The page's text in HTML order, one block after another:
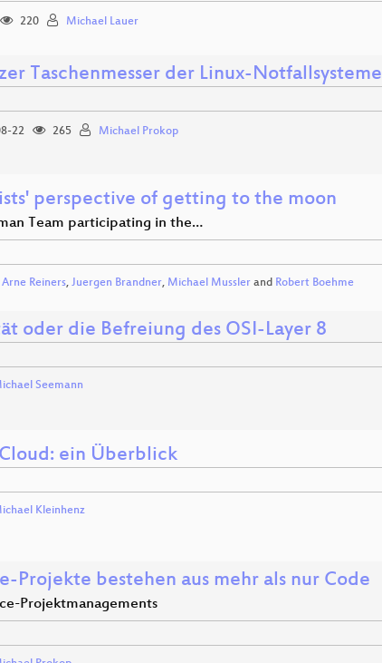
220 Michael Lauer
Taschenmesser der Linux-Notfallsysteme
22 265 Michael Prokop
perspective of getting to the moon
Team participating in the…
Arne Reiners, Juergen Brandner, Michael Mussler and Robert Boehme
oder die Befreiung des OSI-Layer 8
Seemann
ein Überblick
Kleinhenz
Projekte bestehen aus mehr als nur Code
Projektmanagements